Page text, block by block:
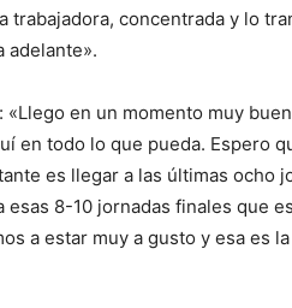
concentrada y lo
adelante».
en un momento muy
en todo lo que pueda. Espero
es llegar a las últimas ocho
8-10 jornadas finales que
a estar muy a gusto y esa es